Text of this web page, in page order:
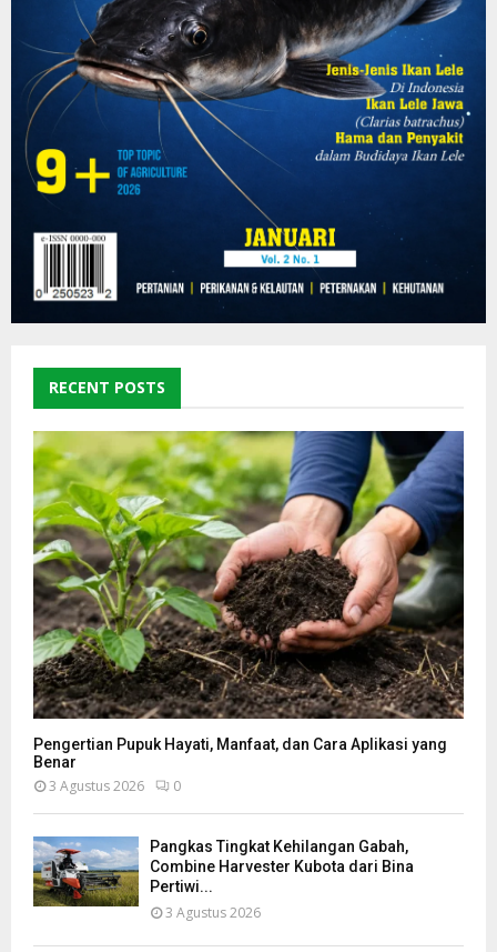
RECENT POSTS
Pengertian Pupuk Hayati, Manfaat, dan Cara Aplikasi yang
Benar
3 Agustus 2026 0
Pangkas Tingkat Kehilangan Gabah,
Combine Harvester Kubota dari Bina
Pertiwi...
3 Agustus 2026